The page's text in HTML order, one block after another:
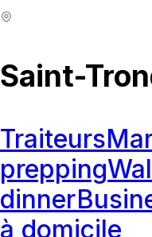
Saint-
Traiteurs
prepping
dinner
à domicile